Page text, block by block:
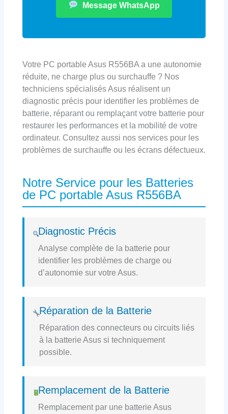
Message WhatsApp
Votre PC portable Asus R556BA a une autonomie
réduite, ne charge plus ou surchauffe ? Nos
techniciens spécialisés Asus réalisent un
diagnostic précis pour identifier les problèmes de
batterie, réparant ou remplaçant votre batterie pour
restaurer les performances et la mobilité de votre
ordinateur. Consultez aussi nos services pour les
problèmes de surchauffe ou les écrans défectueux.
Notre Service pour les Batteries
de PC portable Asus R556BA
Diagnostic Précis
Analyse complète de la batterie pour
identifier les problèmes de charge ou
d’autonomie sur votre Asus.
Réparation de la Batterie
Réparation des connecteurs ou circuits liés
à la batterie Asus si techniquement
possible.
Remplacement de la Batterie
Remplacement par une batterie Asus